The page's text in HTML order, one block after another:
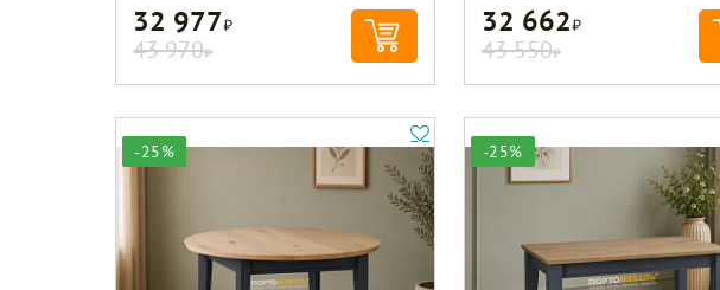
32 977Р
43 970Р
32 662Р
43 550Р
-25% -25%